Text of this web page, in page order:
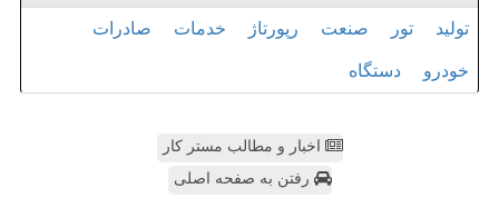
تولید تور صنعت رپورتاژ خدمات صادرات
خودرو دستگاه
اخبار و مطالب مستر کار
رفتن به صفحه اصلی